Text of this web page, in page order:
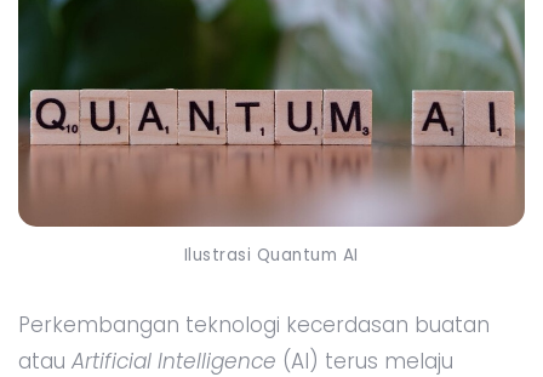
Ilustrasi Quantum AI
Perkembangan teknologi kecerdasan buatan
atau Artificial Intelligence (AI) terus melaju